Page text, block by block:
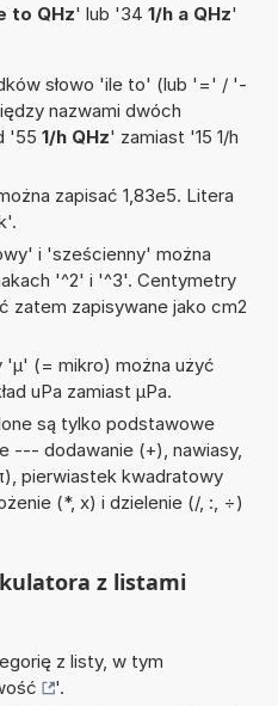
to QHz' lub '34 1/h a QHz'
słowo 'ile to' (lub '=' / '-
nazwami dwóch
'55 1/h QHz' zamiast '15 1/h
zapisać 1,83e5. Litera
i 'sześcienny' można
'^2' i '^3'. Centymetry
zatem zapisywane jako cm2
'µ' (= mikro) można użyć
uPa zamiast µPa.
są tylko podstawowe
--- dodawanie (+), nawiasy,
pierwiastek kwadratowy
(*, x) i dzielenie (/, :, ÷)
z listami
z listy, w tym
'.